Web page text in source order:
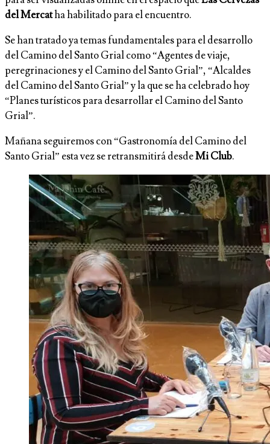
del Mercatha habilitado para el encuentro.
Se han tratado ya temas fundamentales para el desarrollo
del Camino del Santo Grial como “Agentes de viaje,
peregrinaciones y el Camino del Santo Grial”, “Alcaldes
del Camino del Santo Grial” y la que se ha celebrado hoy
“Planes turísticos para desarrollar el Camino del Santo
Grial”.
Mañana seguiremos con “Gastronomía del Camino del
Santo Grial” esta vez se retransmitirá desdeMi Club.